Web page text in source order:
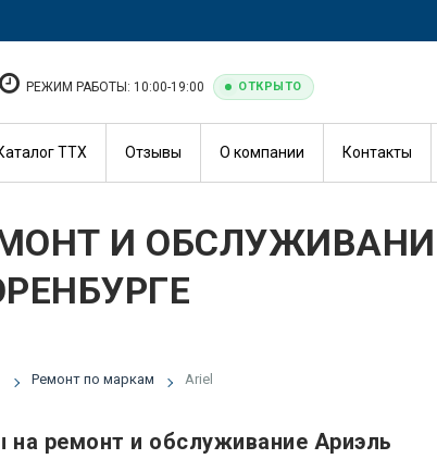
РЕЖИМ РАБОТЫ: 10:00-19:00 ОТКРЫТО
ТТХ Отзывы О компании Контакты
И
Ремонт по маркам Ariel
на ремонт и обслуживание Ариэль